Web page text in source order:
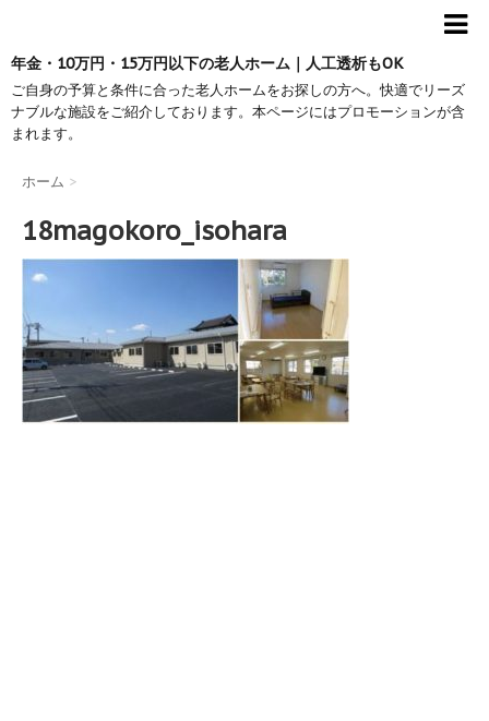
年金・10万円・15万円以下の老人ホーム｜人工透析もOK
ご自身の予算と条件に合った老人ホームをお探しの方へ。快適でリーズ
ナブルな施設をご紹介しております。本ページにはプロモーションが含
まれます。
ホーム >
18magokoro_isohara